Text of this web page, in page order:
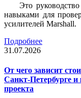
Это
навыками для
усилителей Marshall.
Подробнее
31.07.2026
От чего зависит
Санкт-Петербурге и
проекта